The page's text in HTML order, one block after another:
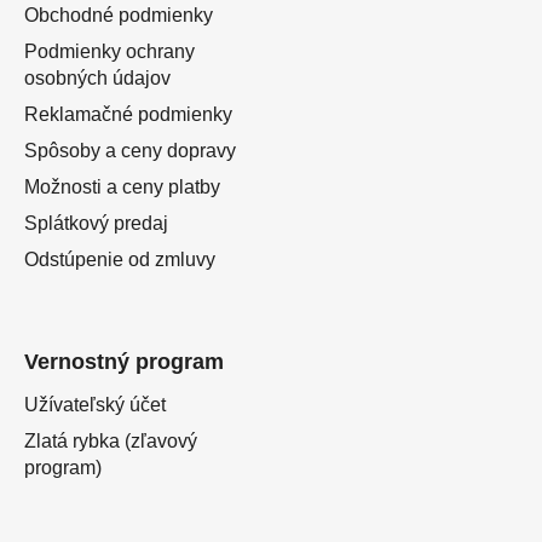
Obchodné podmienky
Podmienky ochrany
osobných údajov
Reklamačné podmienky
Spôsoby a ceny dopravy
Možnosti a ceny platby
Splátkový predaj
Odstúpenie od zmluvy
Vernostný program
Užívateľský účet
Zlatá rybka (zľavový
program)